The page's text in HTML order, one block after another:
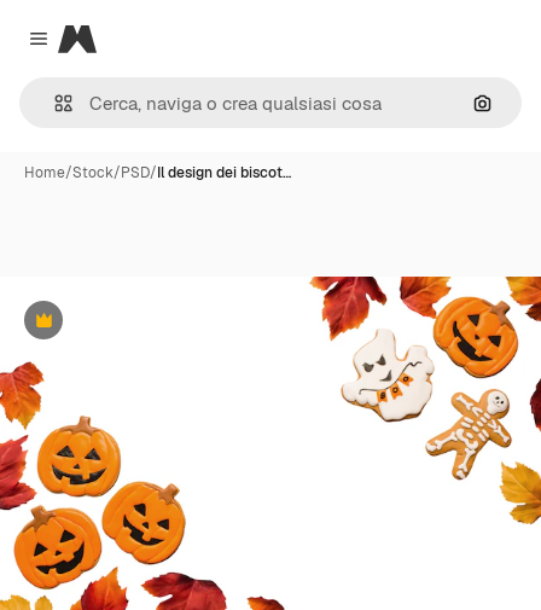
Close menu
Magnific
Cerca
Home/Stock/PSD/Il design dei biscot…
Premium